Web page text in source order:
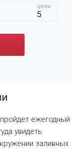
цель
5
ежегодный
увидеть
заливных